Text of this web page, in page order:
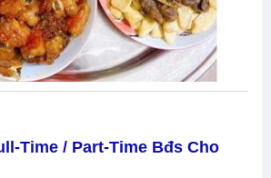
Time / Part-Time Bđs Cho